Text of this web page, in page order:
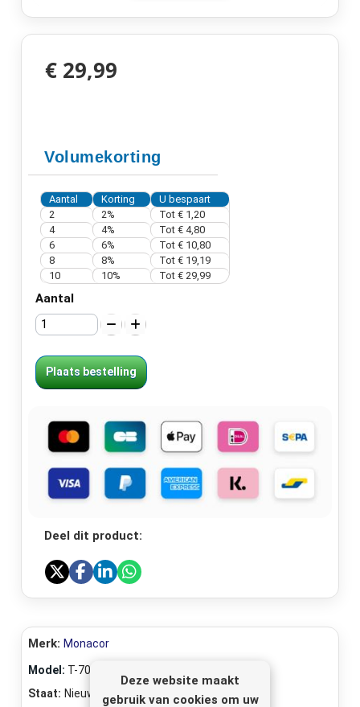
Deze website maakt
gebruik van cookies om uw
€ 29,99
Volumekorting
Aantal Korting
U bespaart
2
2% Tot € 1,20
4
4% Tot € 4,80
6
6% Tot € 10,80
8
8% Tot € 19,19
10
10% Tot € 29,99
Aantal
Plaats bestelling
Deel dit product:
Merk: Monacor
Model: T-700
Staat: Nieuw